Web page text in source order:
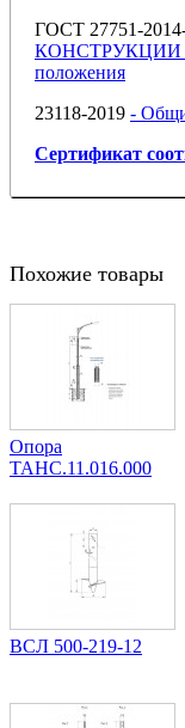
ГОСТ 27751-
КОНСТРУКЦИИ
положения
23118-2019 -
Сертификат
Похожие товары
Опора
ТАНС.11.016.000
ВСЛ 500-219-12